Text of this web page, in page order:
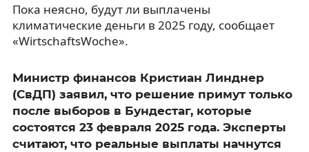
Пока неясно, будут ли выплачены
климатические деньги в 2025 году, сообщает
«WirtschaftsWoche».
Министр финансов Кристиан Линднер
(СвДП) заявил, что решение примут только
после выборов в Бундестаг, которые
состоятся 23 февраля 2025 года. Эксперты
считают, что реальные выплаты начнутся